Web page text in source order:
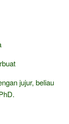
jujur, beliau